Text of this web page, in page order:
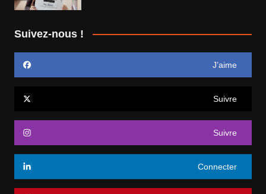
Suivez-nous !
J’aime
Suivre
Suivre
Connecter